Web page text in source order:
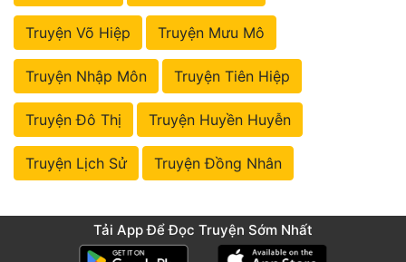
Truyện Võ Hiệp Truyện Mưu Mô
Truyện Nhập Môn Truyện Tiên Hiệp
Truyện Đô Thị Truyện Huyền Huyễn
Truyện Lịch Sử Truyện Đồng Nhân
Tải App Để Đọc Truyện Sớm Nhất